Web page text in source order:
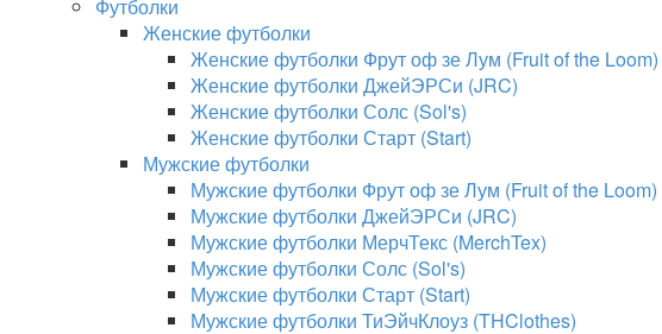
Футболки
Женские футболки
Женские футболки Фрут оф зе Лум (Fruit of the Loom)
Женские футболки ДжейЭРСи (JRC)
Женские футболки Солс (Sol's)
Женские футболки Старт (Start)
Мужские футболки
Мужские футболки Фрут оф зе Лум (Fruit of the Loom)
Мужские футболки ДжейЭРСи (JRC)
Мужские футболки МерчТекс (MerchTex)
Мужские футболки Солс (Sol's)
Мужские футболки Старт (Start)
Мужские футболки ТиЭйчКлоуз (THClothes)